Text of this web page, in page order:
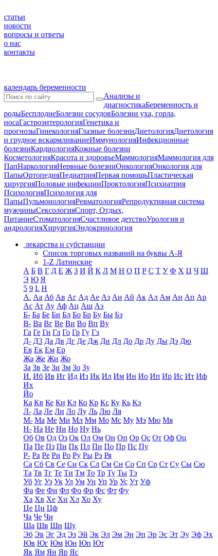
статьи
новости
вопросы и ответы
о нас
контакты
календарь беременности
Анализы и
диагностикаБеременность и
родыБесплодиеБолезни сосудовБолезни уха, горла,
носаГастроэнтерологияГенетика и
прогнозыГинекологияГлазные болезниДиетологияДиетология
и грудное вскармливаниеИммунологияИнфекционные
болезниКардиологияКожные болезни
КосметологияКрасота и здоровьеМаммологияМаммология для
ПапНаркологияНервные болезниОнкологияОнкология для
ПапыОртопедияПедиатрияПервая помощьПластическая
хирургияПоловые инфекцииПроктологияПсихиатрия
ПсихологияПсихология для
ПапыПульмонологияРевматологияРепродуктивная система
мужчиныСексологияСпорт, Отдых,
ПитаниеСтоматологияСчастливое детствоУрология и
андрологияХирургияЭндокринология
лекарства и субстанции
Список торговых названий на буквы А-Я
1-Z Латинские
А Б В Г Д Е Ж З И Й К Л М Н О П Р С Т У Ф Х Ц Ч Ш
Э Ю Я
5 9 L H
А. Аа Аб Ав Аг Ад Ае Аз Аи Ай Ак Ал Ам Ан Ап Ар
Ас Ат Ау Аф Ац Аш Аэ
Б- Ба Бе Би Бл Бо Бр Бу Бы Бэ
В- Ва Вг Ве Ви Во Вп Ву
Га Ге Ги Гл Го Гр Гу Гэ
Д- Д3 Да Дв Дг Де Дж Ди Дл До Др Ду Ды Дэ Дю
Ев Ек Ем Ер
Жа Же Жи Жо
За Зв Зе Зи Зм Зо Зу
И. Иб Ив Иг Ид Из Ик Ил Им Ин Ио Ип Ир Ис Ит Иф
Их
Йо
Ка Кв Ке Ки Кл Ко Кр Кс Ку Кь Кэ
Л- Ла Ле Ли Ло Лу Ль Лю Ля
М- Ма Ме Ми Мл Мм Мо Мс Му Мэ Мю Мя
Н- На Не Ни Но Ну Нь
Об Ов Од Оз Ок Ол Ом Он Оп Ор Ос От Оф Оц
Па Пе Пз Пи Пк Пл Пн По Пр Пс Пу
Р- Ра Ре Ри Ро Ру Ры Рэ Ря
Са Сб Св Се Си Ск Сл См Сн Со Сп Ср Ст Су Сы Сю
Та Тв Тг Те Ти Тм То Тр Ту Ты Тэ
Уб Уг Уз Ук Ул Ум Ун Уп Ур Ус Ут Уф
Фа Фе Фи Фл Фо Фр Фс Фт Фу
Ха Хв Хе Хи Хл Хо Ху
Це Ци Цф
Ча Че Чи
Ша Шв Ши Шу
Эб Эв Эг Эд Эз Эй Эк Эл Эм Эн Эп Эр Эс Эт Эу Эф Эх
Юв Юг Юм Юн Юп Ют
Як Ям Ян Яр Яс